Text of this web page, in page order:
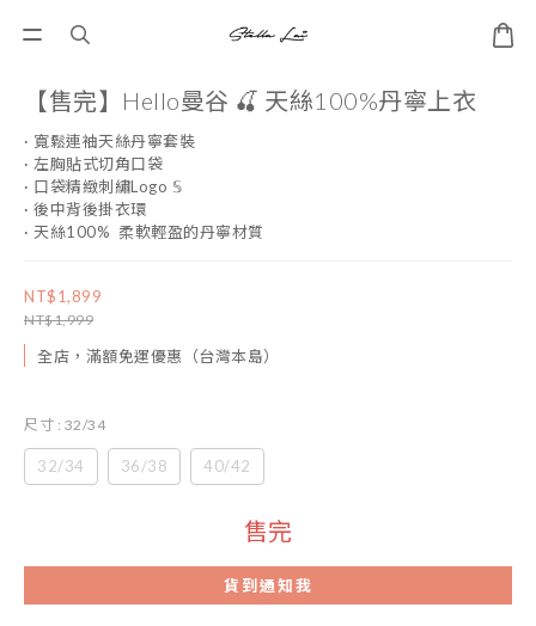
【售完】Hello曼谷 🍒 天絲100%丹寧上衣
· 寬鬆連袖天絲丹寧套裝
· 左胸貼式切角口袋
· 口袋精緻刺繡Logo 𝕊
· 後中背後掛衣環
· 天絲100%  柔軟輕盈的丹寧材質
NT$1,899
NT$1,999
全店，滿額免運優惠（台灣本島）
尺寸 : 32/34
32/34 36/38 40/42
售完
貨到通知我